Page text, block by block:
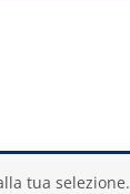
tua selezione.